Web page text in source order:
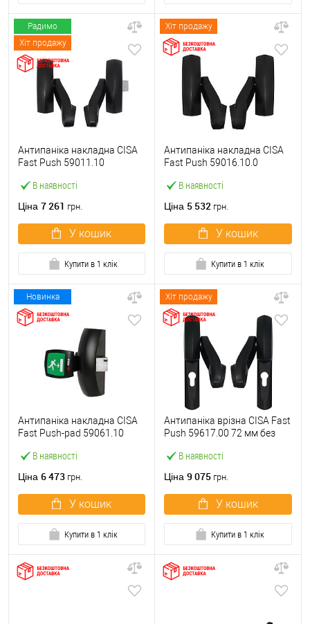
Радимо
Хіт продажу
В наявності
Антипаніка накладна CISA
Fast Push 59011.10
штанги
Ціна 7 261 грн.
У кошик
Купити в 1 клік
Хіт продажу
В наявності
Антипаніка накладна CISA
Fast Push 59016.10.0
штанги
Ціна 5 532 грн.
У кошик
Купити в 1 клік
Новинка
В наявності
Антипаніка накладна CISA
Fast Push-pad 59061.10
Ціна 6 473 грн.
У кошик
Купити в 1 клік
Хіт продажу
В наявності
Антипаніка врізна CISA Fast
Push 59617.00 72 мм без
Ціна 9 075 грн.
У кошик
Купити в 1 клік